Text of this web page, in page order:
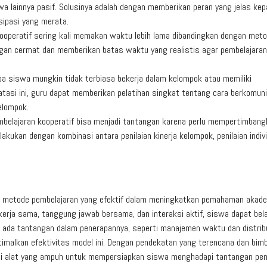
pasif. Solusinya adalah dengan memberikan peran yang jelas
yang merata.
sering kali memakan waktu lebih lama dibandingkan dengan
cermat dan memberikan batas waktu yang realistis agar
siswa mungkin tidak terbiasa bekerja dalam kelompok atau memiliki
ini, guru dapat memberikan pelatihan singkat tentang cara
kooperatif bisa menjadi tantangan karena perlu
dengan kombinasi antara penilaian kinerja kelompok, penilaian
pembelajaran yang efektif dalam meningkatkan pemahaman
sama, tanggung jawab bersama, dan interaksi aktif, siswa dapat
tantangan dalam penerapannya, seperti manajemen waktu dan
efektivitas model ini. Dengan pendekatan yang terencana dan
yang ampuh untuk mempersiapkan siswa menghadapi tantangan